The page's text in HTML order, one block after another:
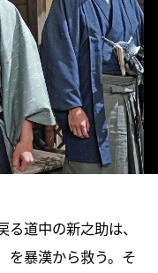
道中の新之助は、
を暴漢から救う。そ